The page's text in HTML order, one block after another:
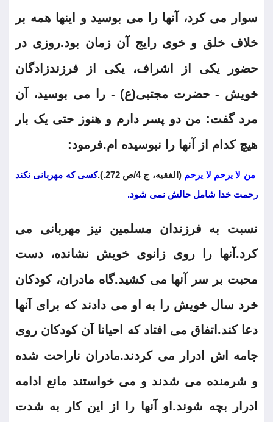
سوار می کرد، آنها را می بوسید و اینها همه بر
خلاف خلق و خوی رایج آن زمان بود.روزی در
حضور یکی از اشراف، یکی از فرزندزادگان
خویش - حضرت مجتبی(ع) - را می بوسید، آن
مرد گفت: من دو پسر دارم و هنوز حتی یک بار
هیچ کدام از آنها را نبوسیده ام.فرمود:
من لا یرحم لا یرحم(الفقیه، ج 4/ص 272.).
کسی که مهربانی نکند
رحمت خدا شامل حالش نمی شود.
نسبت به فرزندان مسلمین نیز مهربانی می
کرد.آنها را روی زانوی خویش نشانده، دست
محبت بر سر آنها می کشید.گاه مادران، کودکان
خرد سال خویش را به او می دادند که برای آنها
دعا کند.اتفاق می افتاد که احیانا آن کودکان روی
جامه اش ادرار می کردند.مادران ناراحت شده
و شرمنده می شدند و می خواستند مانع ادامه
ادرار بچه شوند.او آنها را از این کار به شدت